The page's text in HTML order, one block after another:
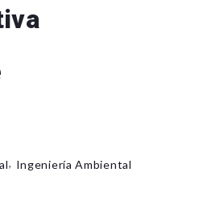
, Ingeniería Ambiental